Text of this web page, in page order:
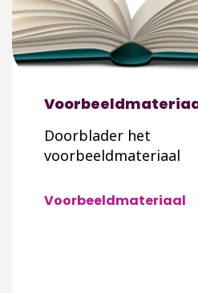
Doorblader het
voorbeeldmateriaal
Voorbeeldmateriaal